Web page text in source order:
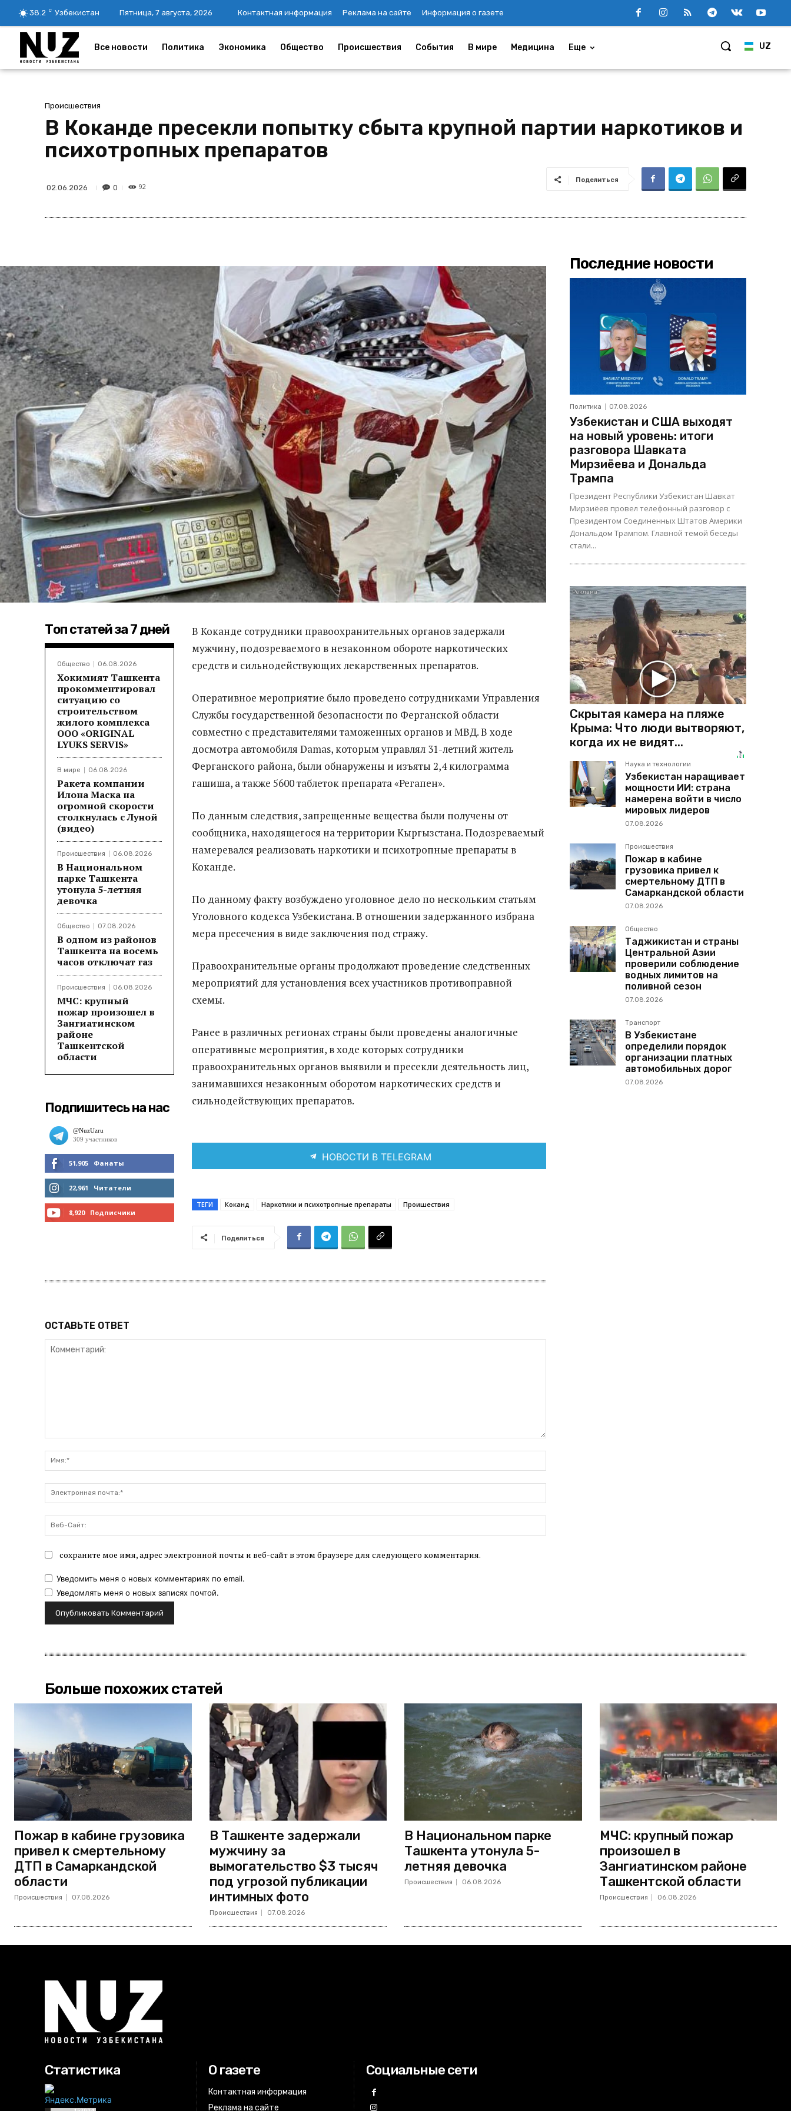
38.2 C Узбекистан Пятница, 7 августа, 2026 Контактная информация Реклама на сайте Информация о газете
UZ
Все новости Политика Экономика Общество Происшествия События В мире Медицина Еще
Происшествия
В Коканде пресекли попытку сбыта крупной партии наркотиков и
психотропных препаратов
02.06.2026 0 92
Поделиться
Топ статей за 7 дней
Общество 06.08.2026
Хокимият Ташкента
прокомментировал
ситуацию со
строительством
жилого комплекса
ООО «ORIGINAL
LYUKS SERVIS»
В мире 06.08.2026
Ракета компании
Илона Маска на
огромной скорости
столкнулась с Луной
(видео)
Происшествия 06.08.2026
В Национальном
парке Ташкента
утонула 5-летняя
девочка
Общество 07.08.2026
В одном из районов
Ташкента на восемь
часов отключат газ
Происшествия 06.08.2026
МЧС: крупный
пожар произошел в
Зангиатинском
районе
Ташкентской
области
Подпишитесь на нас
51,905 Фанаты
МНЕ НРАВИТСЯ
22,961 Читатели
8,920 Подписчики
В Коканде сотрудники правоохранительных органов задержали
мужчину, подозреваемого в незаконном обороте наркотических
средств и сильнодействующих лекарственных препаратов.
Оперативное мероприятие было проведено сотрудниками Управления
Службы государственной безопасности по Ферганской области
совместно с представителями таможенных органов и МВД. В ходе
досмотра автомобиля Damas, которым управлял 31-летний житель
Ферганского района, были обнаружены и изъяты 2,4 килограмма
гашиша, а также 5600 таблеток препарата «Регапен».
По данным следствия, запрещенные вещества были получены от
сообщника, находящегося на территории Кыргызстана. Подозреваемый
намеревался реализовать наркотики и психотропные препараты в
Коканде.
По данному факту возбуждено уголовное дело по нескольким статьям
Уголовного кодекса Узбекистана. В отношении задержанного избрана
мера пресечения в виде заключения под стражу.
Правоохранительные органы продолжают проведение следственных
мероприятий для установления всех участников противоправной
схемы.
Ранее в различных регионах страны были проведены аналогичные
оперативные мероприятия, в ходе которых сотрудники
правоохранительных органов выявили и пресекли деятельность лиц,
занимавшихся незаконным оборотом наркотических средств и
сильнодействующих препаратов.
НОВОСТИ В TELEGRAM
ТЕГИ Коканд Наркотики и психотропные препараты Проишествия
Поделиться
ОСТАВЬТЕ ОТВЕТ
почта:*
Сайт:
сохраните мое имя, адрес электронной почты и веб-сайт в этом браузере для следующего комментария.
Уведомить меня о новых комментариях по email.
Уведомлять меня о новых записях почтой.
Последние новости
Политика 07.08.2026
Узбекистан и США выходят
на новый уровень: итоги
разговора Шавката
Мирзиёева и Дональда
Трампа
Президент Республики Узбекистан Шавкат
Мирзиёев провел телефонный разговор с
Президентом Соединенных Штатов Америки
Дональдом Трампом. Главной темой беседы
стали...
Скрытая камера на пляже
Крыма: Что люди вытворяют,
когда их не видят...
Наука и технологии
Узбекистан наращивает
мощности ИИ: страна
намерена войти в число
мировых лидеров
07.08.2026
Происшествия
Пожар в кабине
грузовика привел к
смертельному ДТП в
Самаркандской области
07.08.2026
Общество
Таджикистан и страны
Центральной Азии
проверили соблюдение
водных лимитов на
поливной сезон
07.08.2026
Транспорт
В Узбекистане
определили порядок
организации платных
автомобильных дорог
07.08.2026
Больше похожих статей
Пожар в кабине грузовика
привел к смертельному
ДТП в Самаркандской
области
Происшествия 07.08.2026
В Ташкенте задержали
мужчину за
вымогательство $3 тысяч
под угрозой публикации
интимных фото
Происшествия 07.08.2026
В Национальном парке
Ташкента утонула 5-
летняя девочка
Происшествия 06.08.2026
МЧС: крупный пожар
произошел в
Зангиатинском районе
Ташкентской области
Происшествия 06.08.2026
Статистика О газете
Контактная информация
Реклама на сайте
Социальные сети